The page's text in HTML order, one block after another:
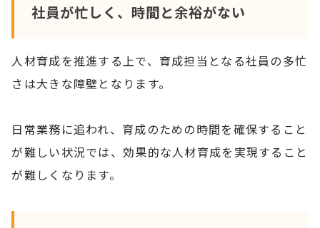
社員が忙しく、時間と余裕がない
人材育成を推進する上で、育成担当となる社員の多忙
さは大きな障壁となります。
日常業務に追われ、育成のための時間を確保すること
が難しい状況では、効果的な人材育成を実現すること
が難しくなります。